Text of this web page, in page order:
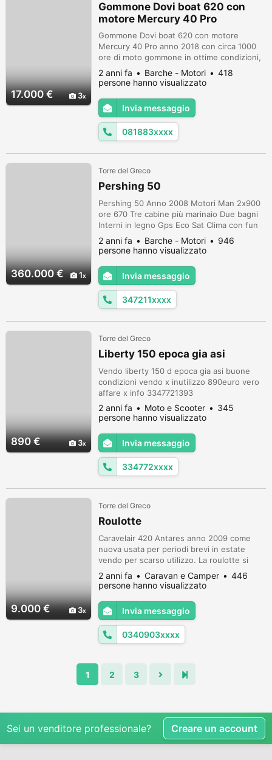
17.000 € 3
Gommone Dovi boat 620 con
motore Mercury 40 Pro
Gommone Dovi boat 620 con motore
Mercury 40 Pro anno 2018 con circa 1000
ore di moto gommone in ottime condizioni,
dotato di impianto stereo boss, impianto
doccia, tendalino in alluminio, impianto
carburante, timoneria idraulica, cuscineria,
scaletta Motore già tagliandato. Per info
0818835725
2 anni fa Barche - Motori
418
persone hanno visualizzato
Invia messaggio
081883xxxx
360.000 € 1
Torre del Greco
Pershing 50
Pershing 50 Anno 2008 Motori Man 2x900
ore 670 Tre cabine più marinaio Due bagni
Interni in legno Gps Eco Sat Clima con fun
cooler Gruppo 8 kw Tappezziere 80
percento Carena da rasare Elica di prua
Passerella telescopica Teak esterno in
ottimo stato Imbarcazione in buono stato
generale Visibile in cantiere Si prega
contattare solo se realmente interessati
pe...
2 anni fa Barche - Motori
946
persone hanno visualizzato
Invia messaggio
347211xxxx
890 € 3
Torre del Greco
Liberty 150 epoca gia asi
Vendo liberty 150 d epoca gia asi buone
condizioni vendo x inutilizzo 890euro vero
affare x info 3347721393
2 anni fa Moto e Scooter
345
persone hanno visualizzato
Invia messaggio
334772xxxx
9.000 € 3
Torre del Greco
Roulotte
Caravelair 420 Antares anno 2009 come
nuova usata per periodi brevi in estate
vendo per scarso utilizzo. La roulotte si
trova a Palinuro in un rimessaggio e puó
essere trasportata in qualsiasi villaggio in
zona eventualmente, o comunque puó
viaggiare. E' anche camperizzata.
2 anni fa Caravan e Camper
446
persone hanno visualizzato
Invia messaggio
0340903xxxx
1 2 3
Sei un venditore professionale? Creare un account